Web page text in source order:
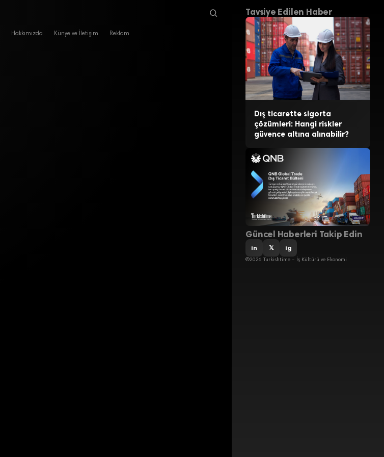
Hakkımızda Künye ve İletişim Reklam
Tavsiye Edilen Haber
Dış ticarette sigorta
çözümleri: Hangi riskler
güvence altına alınabilir?
Güncel Haberleri Takip Edin
in 𝕏 ig
©2026 Turkishtime – İş Kültürü ve Ekonomi